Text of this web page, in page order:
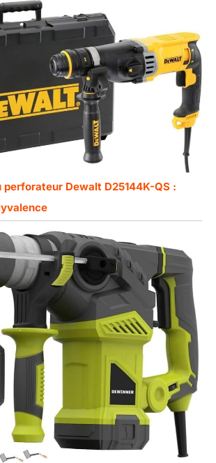
perforateur Dewalt D25144K-QS :